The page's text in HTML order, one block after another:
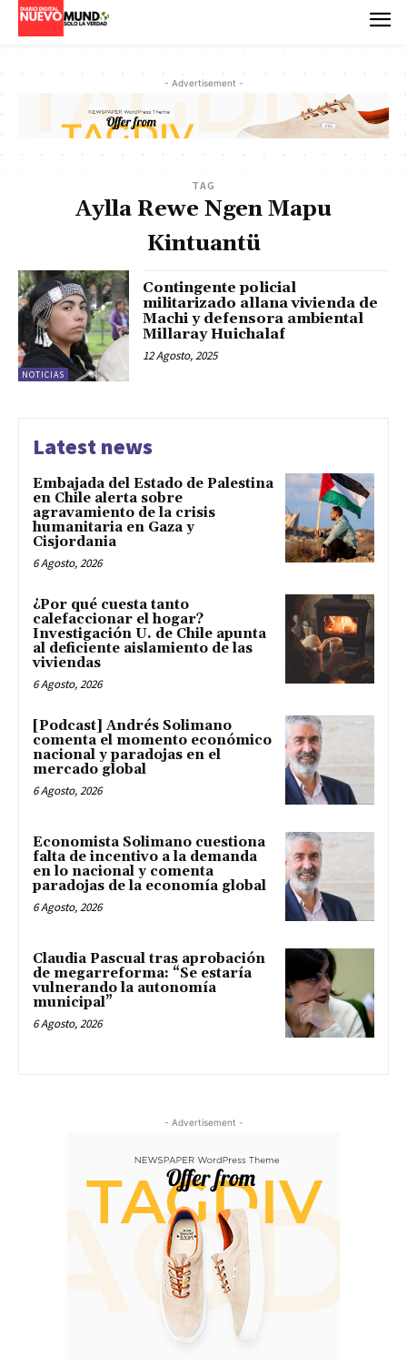
- Advertisement -
TAG
Aylla Rewe Ngen Mapu
Kintuantü
NOTICIAS
Contingente policial
militarizado allana vivienda de
Machi y defensora ambiental
Millaray Huichalaf
12 Agosto, 2025
Latest news
Embajada del Estado de Palestina
en Chile alerta sobre
agravamiento de la crisis
humanitaria en Gaza y
Cisjordania
6 Agosto, 2026
¿Por qué cuesta tanto
calefaccionar el hogar?
Investigación U. de Chile apunta
al deficiente aislamiento de las
viviendas
6 Agosto, 2026
[Podcast] Andrés Solimano
comenta el momento económico
nacional y paradojas en el
mercado global
6 Agosto, 2026
Economista Solimano cuestiona
falta de incentivo a la demanda
en lo nacional y comenta
paradojas de la economía global
6 Agosto, 2026
Claudia Pascual tras aprobación
de megarreforma: “Se estaría
vulnerando la autonomía
municipal”
6 Agosto, 2026
- Advertisement -